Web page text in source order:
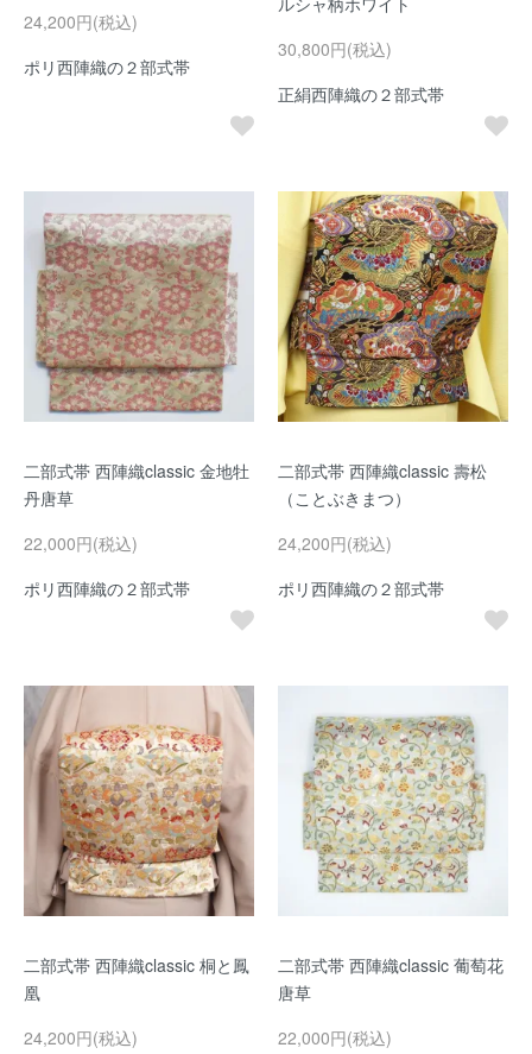
24,200円(税込)
ポリ西陣織の２部式帯
30,800円(税込)
正絹西陣織の２部式帯
二部式帯 西陣織classic 金地牡
丹唐草
22,000円(税込)
ポリ西陣織の２部式帯
二部式帯 西陣織classic 壽松
（ことぶきまつ）
24,200円(税込)
ポリ西陣織の２部式帯
二部式帯 西陣織classic 桐と鳳
凰
24,200円(税込)
二部式帯 西陣織classic 葡萄花
唐草
22,000円(税込)